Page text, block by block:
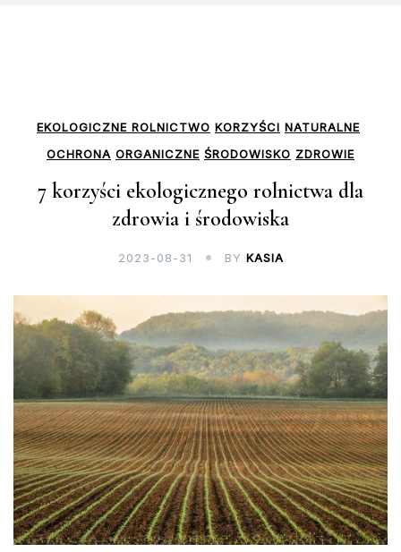
EKOLOGICZNE ROLNICTWO KORZYŚCI NATURALNE
OCHRONA ORGANICZNE ŚRODOWISKO ZDROWIE
7 korzyści ekologicznego rolnictwa dla
zdrowia i środowiska
2023-08-31 BY KASIA